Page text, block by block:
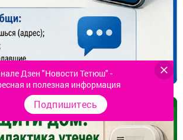
Дзен "Новости Тетюш" -
и полезная информация
Подпишитесь